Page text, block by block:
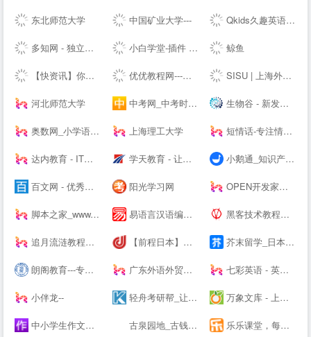
东北师范大学 中国矿业大学--- Qkids久趣英语-少儿英语-全英文授课
多知网 - 独立商业视角 新锐教育观察 小白学堂-插件 资源 Idea 破解码 激活码 idea激活码 程序员 鲸鱼
【快资讯】你的专属资讯平台 优优教程网---免费自学软件就上优优网-PS,AI,C4D,AE,UI,Sketch,平面,海报等原创免费教程在线学习-UiiiUiii-- SISU | 上海外国语大学
河北师范大学 中考网_中考时间_中考分数线_中考成绩查询 生物谷 - 新发现,新技术,新产业 - 生物医药新媒体门户
奥数网_小学语数英、家庭教育专业网站 上海理工大学 短情话-专注情感语录精选
达内教育 - IT培训/UI设计/运营/影视特效培训机构 学天教育 - 让人人享有优质教育 小鹅通_知识产品与用户服务的私域运营工具
百文网 - 优秀文章分享平台 阳光学习网 OPEN开发家园-为开发爱好者分享技巧！
脚本之家_www.jb51.net 易语言汉语编程官方站 黑客技术教程学习基地 - 吾爱漏洞
追月流涟教程网 - 最优秀的QQ技术网 - 技术资源网 - 分享技术教程QQ资源网 【前程日本】日本留学_日本读研_14年专注日本优质院校申请 芥末留学_日本留学_韩国留学_英澳留学_值得信赖的在线留学申请平台
朗阁教育---专注雅思培训、新托福、SAT等出国留学英语考试留学培训机构 广东外语外贸大学 七彩英语 - 英文电子书下载站 PDF|TXT格式英文原版原著下载
小伴龙-- 轻舟考研帮_让考研简单不孤单！_考研网（kaoyan.com） 万象文库 - 上传文档分享的网站
中小学生作文网_中考高考满分作文_初中作文_高中优秀作文大全 古泉园地_古钱币_机制币_金银锭_杂项 乐乐课堂，每天进步多一点！